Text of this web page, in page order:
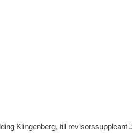
Klingenberg, till revisorssuppleant